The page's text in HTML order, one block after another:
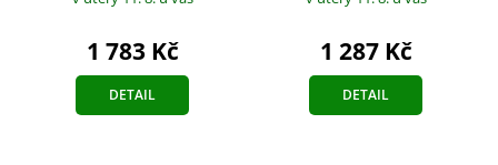
1 783 Kč
DETAIL
1 287 Kč
DETAIL